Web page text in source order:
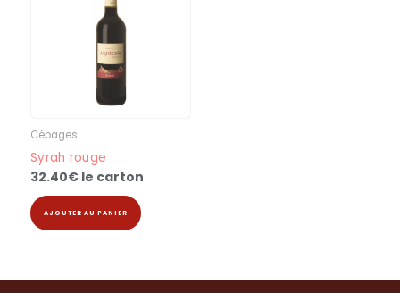
Cépages
Syrah rouge
32.40€ le carton
AJOUTER AU PANIER